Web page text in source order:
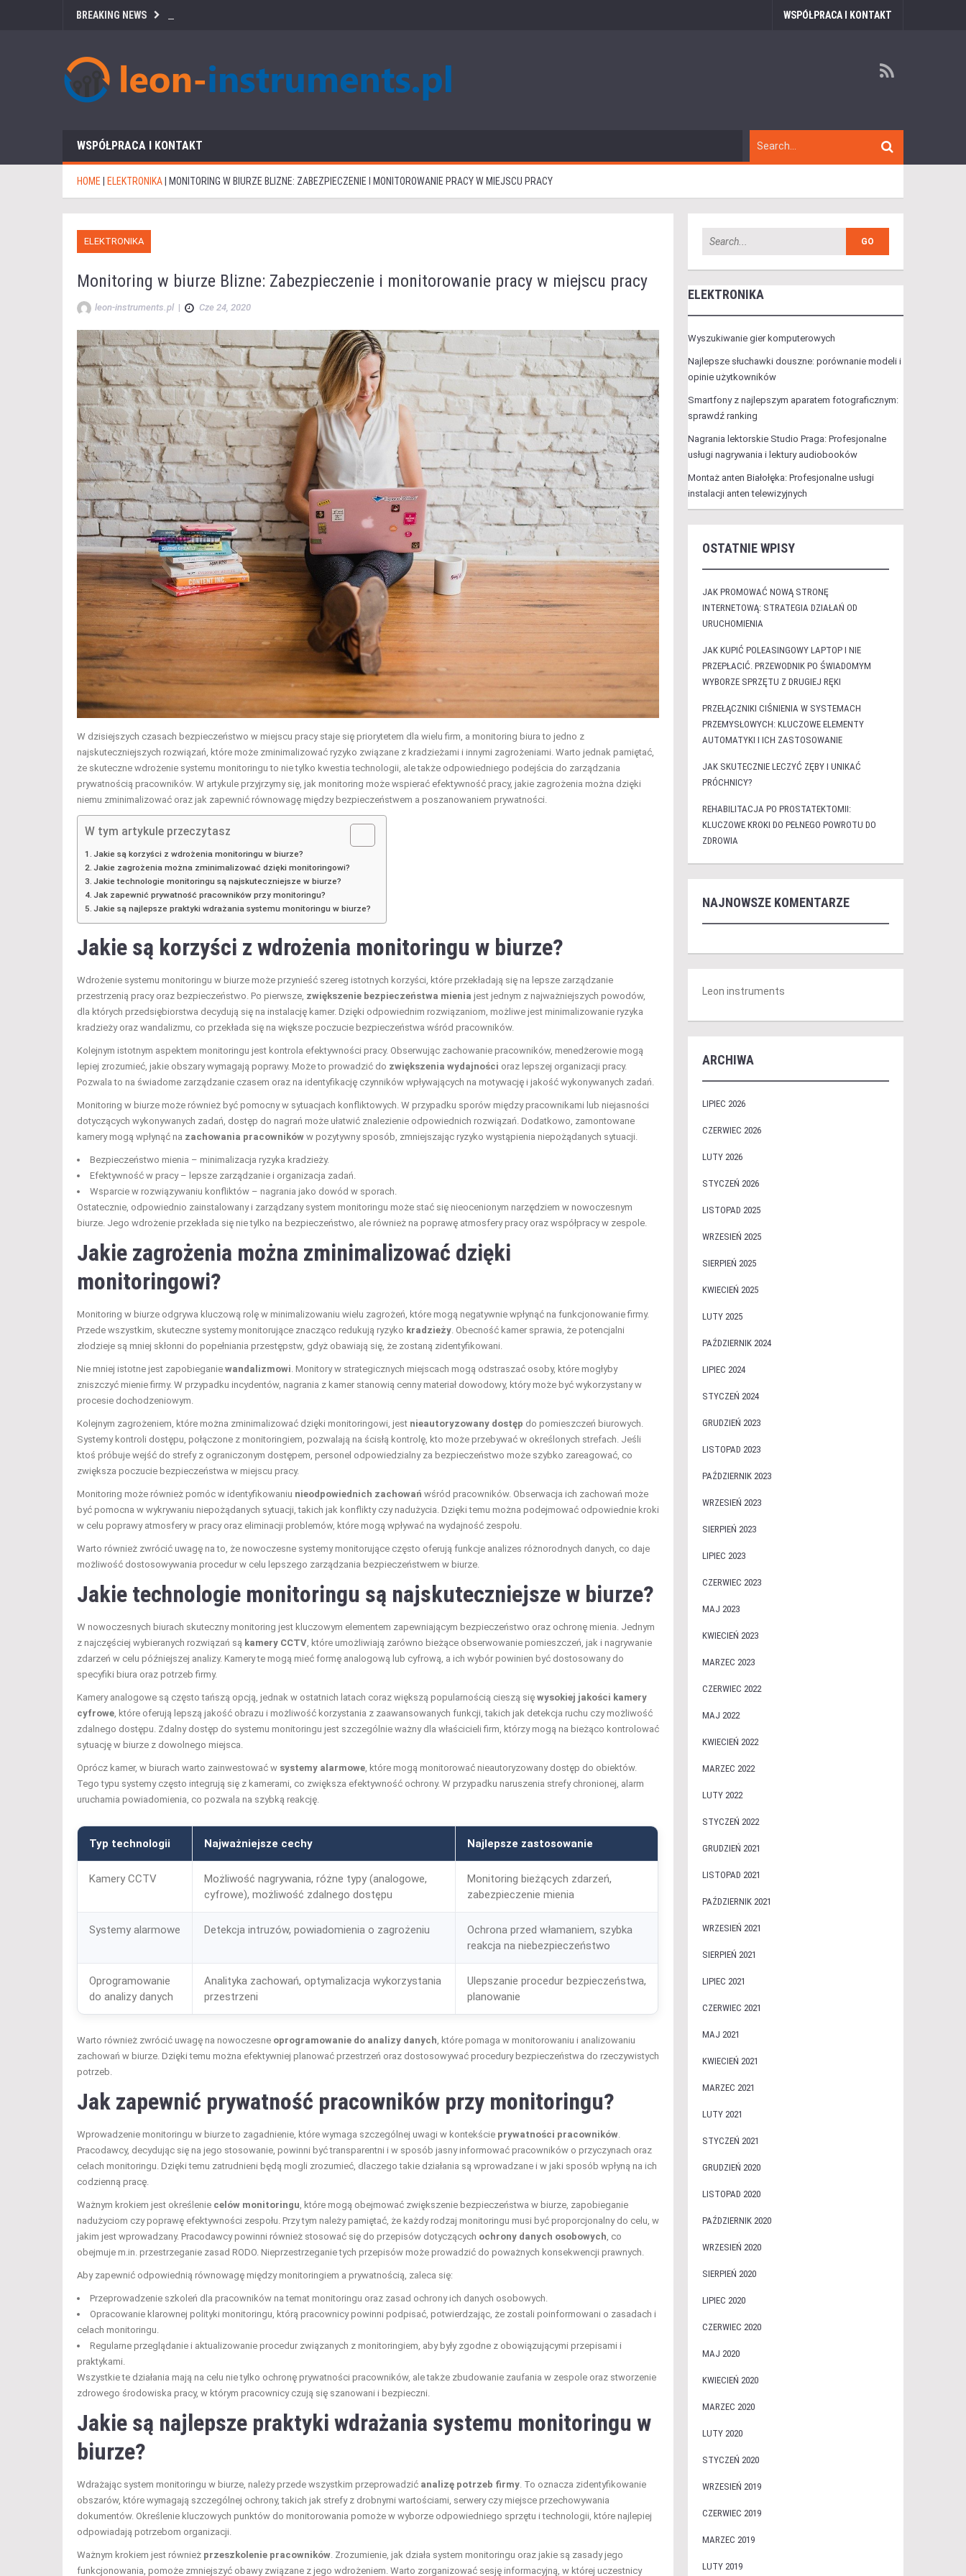
BREAKING NEWS WSPÓŁPRACA I KONTAKT
WSPÓŁPRACA I KONTAKT
HOME ELEKTRONIKA MONITORING W BIURZE BLIZNE: ZABEZPIECZENIE I MONITOROWANIE PRACY W MIEJSCU PRACY
ELEKTRONIKA
Monitoring w biurze Blizne: Zabezpieczenie i monitorowanie pracy w miejscu pracy
leon-instruments.pl | Cze 24, 2020
W dzisiejszych czasach bezpieczeństwo w miejscu pracy staje się priorytetem dla wielu firm, a monitoring biura to jedno z
najskuteczniejszych rozwiązań, które może zminimalizować ryzyko związane z kradzieżami i innymi zagrożeniami. Warto jednak pamiętać,
że skuteczne wdrożenie systemu monitoringu to nie tylko kwestia technologii, ale także odpowiedniego podejścia do zarządzania
prywatnością pracowników. W artykule przyjrzymy się, jak monitoring może wspierać efektywność pracy, jakie zagrożenia można dzięki
niemu zminimalizować oraz jak zapewnić równowagę między bezpieczeństwem a poszanowaniem prywatności.
W tym artykule przeczytasz
Jakie są korzyści z wdrożenia monitoringu w biurze?
Jakie zagrożenia można zminimalizować dzięki monitoringowi?
Jakie technologie monitoringu są najskuteczniejsze w biurze?
Jak zapewnić prywatność pracowników przy monitoringu?
Jakie są najlepsze praktyki wdrażania systemu monitoringu w biurze?
Jakie są korzyści z wdrożenia monitoringu w biurze?
Wdrożenie systemu monitoringu w biurze może przynieść szereg istotnych korzyści, które przekładają się na lepsze zarządzanie
przestrzenią pracy oraz bezpieczeństwo. Po pierwsze, zwiększenie bezpieczeństwa mienia jest jednym z najważniejszych powodów,
dla których przedsiębiorstwa decydują się na instalację kamer. Dzięki odpowiednim rozwiązaniom, możliwe jest minimalizowanie ryzyka
kradzieży oraz wandalizmu, co przekłada się na większe poczucie bezpieczeństwa wśród pracowników.
Kolejnym istotnym aspektem monitoringu jest kontrola efektywności pracy. Obserwując zachowanie pracowników, menedżerowie mogą
lepiej zrozumieć, jakie obszary wymagają poprawy. Może to prowadzić do zwiększenia wydajności oraz lepszej organizacji pracy.
Pozwala to na świadome zarządzanie czasem oraz na identyfikację czynników wpływających na motywację i jakość wykonywanych zadań.
Monitoring w biurze może również być pomocny w sytuacjach konfliktowych. W przypadku sporów między pracownikami lub niejasności
dotyczących wykonywanych zadań, dostęp do nagrań może ułatwić znalezienie odpowiednich rozwiązań. Dodatkowo, zamontowane
kamery mogą wpłynąć na zachowania pracowników w pozytywny sposób, zmniejszając ryzyko wystąpienia niepożądanych sytuacji.
Bezpieczeństwo mienia – minimalizacja ryzyka kradzieży.
Efektywność w pracy – lepsze zarządzanie i organizacja zadań.
Wsparcie w rozwiązywaniu konfliktów – nagrania jako dowód w sporach.
Ostatecznie, odpowiednio zainstalowany i zarządzany system monitoringu może stać się nieocenionym narzędziem w nowoczesnym
biurze. Jego wdrożenie przekłada się nie tylko na bezpieczeństwo, ale również na poprawę atmosfery pracy oraz współpracy w zespole.
Jakie zagrożenia można zminimalizować dzięki
monitoringowi?
Monitoring w biurze odgrywa kluczową rolę w minimalizowaniu wielu zagrożeń, które mogą negatywnie wpłynąć na funkcjonowanie firmy.
Przede wszystkim, skuteczne systemy monitorujące znacząco redukują ryzyko kradzieży. Obecność kamer sprawia, że potencjalni
złodzieje są mniej skłonni do popełniania przestępstw, gdyż obawiają się, że zostaną zidentyfikowani.
Nie mniej istotne jest zapobieganie wandalizmowi. Monitory w strategicznych miejscach mogą odstraszać osoby, które mogłyby
zniszczyć mienie firmy. W przypadku incydentów, nagrania z kamer stanowią cenny materiał dowodowy, który może być wykorzystany w
procesie dochodzeniowym.
Kolejnym zagrożeniem, które można zminimalizować dzięki monitoringowi, jest nieautoryzowany dostęp do pomieszczeń biurowych.
Systemy kontroli dostępu, połączone z monitoringiem, pozwalają na ścisłą kontrolę, kto może przebywać w określonych strefach. Jeśli
ktoś próbuje wejść do strefy z ograniczonym dostępem, personel odpowiedzialny za bezpieczeństwo może szybko zareagować, co
zwiększa poczucie bezpieczeństwa w miejscu pracy.
Monitoring może również pomóc w identyfikowaniu nieodpowiednich zachowań wśród pracowników. Obserwacja ich zachowań może
być pomocna w wykrywaniu niepożądanych sytuacji, takich jak konflikty czy nadużycia. Dzięki temu można podejmować odpowiednie kroki
w celu poprawy atmosfery w pracy oraz eliminacji problemów, które mogą wpływać na wydajność zespołu.
Warto również zwrócić uwagę na to, że nowoczesne systemy monitorujące często oferują funkcje analizes różnorodnych danych, co daje
możliwość dostosowywania procedur w celu lepszego zarządzania bezpieczeństwem w biurze.
Jakie technologie monitoringu są najskuteczniejsze w biurze?
W nowoczesnych biurach skuteczny monitoring jest kluczowym elementem zapewniającym bezpieczeństwo oraz ochronę mienia. Jednym
z najczęściej wybieranych rozwiązań są kamery CCTV, które umożliwiają zarówno bieżące obserwowanie pomieszczeń, jak i nagrywanie
zdarzeń w celu późniejszej analizy. Kamery te mogą mieć formę analogową lub cyfrową, a ich wybór powinien być dostosowany do
specyfiki biura oraz potrzeb firmy.
Kamery analogowe są często tańszą opcją, jednak w ostatnich latach coraz większą popularnością cieszą się wysokiej jakości kamery
cyfrowe, które oferują lepszą jakość obrazu i możliwość korzystania z zaawansowanych funkcji, takich jak detekcja ruchu czy możliwość
zdalnego dostępu. Zdalny dostęp do systemu monitoringu jest szczególnie ważny dla właścicieli firm, którzy mogą na bieżąco kontrolować
sytuację w biurze z dowolnego miejsca.
Oprócz kamer, w biurach warto zainwestować w systemy alarmowe, które mogą monitorować nieautoryzowany dostęp do obiektów.
Tego typu systemy często integrują się z kamerami, co zwiększa efektywność ochrony. W przypadku naruszenia strefy chronionej, alarm
uruchamia powiadomienia, co pozwala na szybką reakcję.
Typ technologii Najważniejsze cechy Najlepsze zastosowanie
Kamery CCTV
Możliwość nagrywania, różne typy (analogowe,
cyfrowe), możliwość zdalnego dostępu
Monitoring bieżących zdarzeń,
zabezpieczenie mienia
Systemy alarmowe Detekcja intruzów, powiadomienia o zagrożeniu
Ochrona przed włamaniem, szybka
reakcja na niebezpieczeństwo
Oprogramowanie
do analizy danych
Analityka zachowań, optymalizacja wykorzystania
przestrzeni
Ulepszanie procedur bezpieczeństwa,
planowanie
Warto również zwrócić uwagę na nowoczesne oprogramowanie do analizy danych, które pomaga w monitorowaniu i analizowaniu
zachowań w biurze. Dzięki temu można efektywniej planować przestrzeń oraz dostosowywać procedury bezpieczeństwa do rzeczywistych
potrzeb.
Jak zapewnić prywatność pracowników przy monitoringu?
Wprowadzenie monitoringu w biurze to zagadnienie, które wymaga szczególnej uwagi w kontekście prywatności pracowników.
Pracodawcy, decydując się na jego stosowanie, powinni być transparentni i w sposób jasny informować pracowników o przyczynach oraz
celach monitoringu. Dzięki temu zatrudnieni będą mogli zrozumieć, dlaczego takie działania są wprowadzane i w jaki sposób wpłyną na ich
codzienną pracę.
Ważnym krokiem jest określenie celów monitoringu, które mogą obejmować zwiększenie bezpieczeństwa w biurze, zapobieganie
nadużyciom czy poprawę efektywności zespołu. Przy tym należy pamiętać, że każdy rodzaj monitoringu musi być proporcjonalny do celu, w
jakim jest wprowadzany. Pracodawcy powinni również stosować się do przepisów dotyczących ochrony danych osobowych, co
obejmuje m.in. przestrzeganie zasad RODO. Nieprzestrzeganie tych przepisów może prowadzić do poważnych konsekwencji prawnych.
Aby zapewnić odpowiednią równowagę między monitoringiem a prywatnością, zaleca się:
Przeprowadzenie szkoleń dla pracowników na temat monitoringu oraz zasad ochrony ich danych osobowych.
Opracowanie klarownej polityki monitoringu, którą pracownicy powinni podpisać, potwierdzając, że zostali poinformowani o zasadach i
celach monitoringu.
Regularne przeglądanie i aktualizowanie procedur związanych z monitoringiem, aby były zgodne z obowiązującymi przepisami i
praktykami.
Wszystkie te działania mają na celu nie tylko ochronę prywatności pracowników, ale także zbudowanie zaufania w zespole oraz stworzenie
zdrowego środowiska pracy, w którym pracownicy czują się szanowani i bezpieczni.
Jakie są najlepsze praktyki wdrażania systemu monitoringu w
biurze?
Wdrażając system monitoringu w biurze, należy przede wszystkim przeprowadzić analizę potrzeb firmy. To oznacza zidentyfikowanie
obszarów, które wymagają szczególnej ochrony, takich jak strefy z drobnymi wartościami, serwery czy miejsce przechowywania
dokumentów. Określenie kluczowych punktów do monitorowania pomoże w wyborze odpowiedniego sprzętu i technologii, które najlepiej
odpowiadają potrzebom organizacji.
Ważnym krokiem jest również przeszkolenie pracowników. Zrozumienie, jak działa system monitoringu oraz jakie są zasady jego
funkcjonowania, pomoże zmniejszyć obawy związane z jego wdrożeniem. Warto zorganizować sesję informacyjną, w której uczestnicy
ELEKTRONIKA
Wyszukiwanie gier komputerowych
Najlepsze słuchawki douszne: porównanie modeli i
opinie użytkowników
Smartfony z najlepszym aparatem fotograficznym:
sprawdź ranking
Nagrania lektorskie Studio Praga: Profesjonalne
usługi nagrywania i lektury audiobooków
Montaż anten Białołęka: Profesjonalne usługi
instalacji anten telewizyjnych
OSTATNIE WPISY
JAK PROMOWAĆ NOWĄ STRONĘ
INTERNETOWĄ: STRATEGIA DZIAŁAŃ OD
URUCHOMIENIA
JAK KUPIĆ POLEASINGOWY LAPTOP I NIE
PRZEPŁACIĆ. PRZEWODNIK PO ŚWIADOMYM
WYBORZE SPRZĘTU Z DRUGIEJ RĘKI
PRZEŁĄCZNIKI CIŚNIENIA W SYSTEMACH
PRZEMYSŁOWYCH: KLUCZOWE ELEMENTY
AUTOMATYKI I ICH ZASTOSOWANIE
JAK SKUTECZNIE LECZYĆ ZĘBY I UNIKAĆ
PRÓCHNICY?
REHABILITACJA PO PROSTATEKTOMII:
KLUCZOWE KROKI DO PEŁNEGO POWROTU DO
ZDROWIA
NAJNOWSZE KOMENTARZE
Leon instruments
ARCHIWA
LIPIEC 2026
CZERWIEC 2026
LUTY 2026
STYCZEŃ 2026
LISTOPAD 2025
WRZESIEŃ 2025
SIERPIEŃ 2025
KWIECIEŃ 2025
LUTY 2025
PAŹDZIERNIK 2024
LIPIEC 2024
STYCZEŃ 2024
GRUDZIEŃ 2023
LISTOPAD 2023
PAŹDZIERNIK 2023
WRZESIEŃ 2023
SIERPIEŃ 2023
LIPIEC 2023
CZERWIEC 2023
MAJ 2023
KWIECIEŃ 2023
MARZEC 2023
CZERWIEC 2022
MAJ 2022
KWIECIEŃ 2022
MARZEC 2022
LUTY 2022
STYCZEŃ 2022
GRUDZIEŃ 2021
LISTOPAD 2021
PAŹDZIERNIK 2021
WRZESIEŃ 2021
SIERPIEŃ 2021
LIPIEC 2021
CZERWIEC 2021
MAJ 2021
KWIECIEŃ 2021
MARZEC 2021
LUTY 2021
STYCZEŃ 2021
GRUDZIEŃ 2020
LISTOPAD 2020
PAŹDZIERNIK 2020
WRZESIEŃ 2020
SIERPIEŃ 2020
LIPIEC 2020
CZERWIEC 2020
MAJ 2020
KWIECIEŃ 2020
MARZEC 2020
LUTY 2020
STYCZEŃ 2020
WRZESIEŃ 2019
CZERWIEC 2019
MARZEC 2019
LUTY 2019